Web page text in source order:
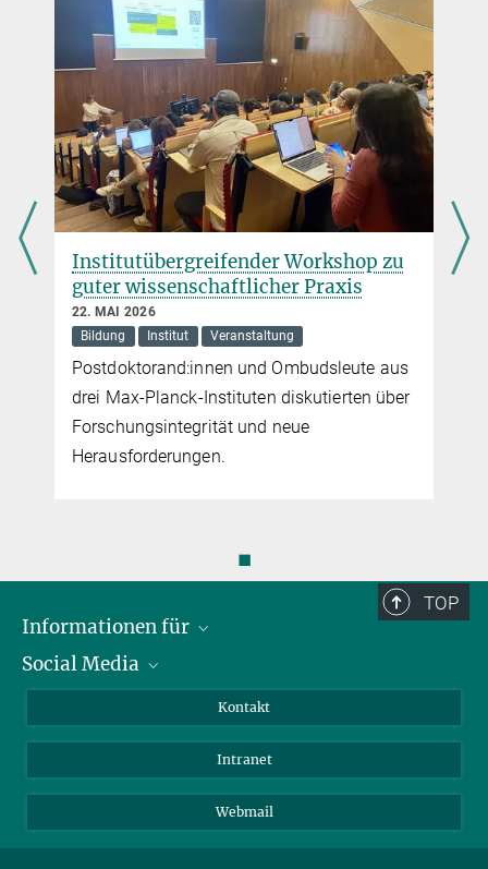
Institutübergreifender Workshop zu
guter wissenschaftlicher Praxis
22. MAI 2026
Bildung
Institut Veranstaltung
Postdoktorand:innen und Ombudsleute aus
drei Max-Planck-Instituten diskutierten über
Forschungsintegrität und neue
Herausforderungen.
◼
TOP
Informationen für
Bewerbende
Journalist:innen
Social Media
Bluesky
YouTube
Kontakt
Intranet
Webmail